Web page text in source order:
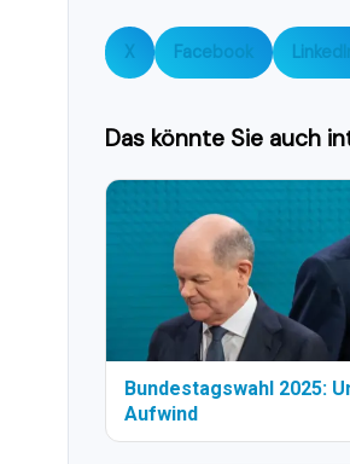
X Facebook
Das könnte Sie auch
Bundestagswahl 2025:
Aufwind